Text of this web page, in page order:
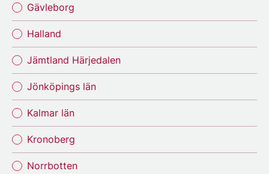
Gävleborg
Halland
Jämtland Härjedalen
Jönköpings län
Kalmar län
Kronoberg
Norrbotten